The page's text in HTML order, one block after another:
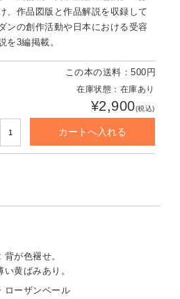
、作品図版と作品解説を収録して
ンの創作活動や日本における受容
を3編掲載。
この本の送料：500円
在庫状態：在庫あり
¥2,900(税込)
が色褪せ。
黄ばみあり。
ローザンベール